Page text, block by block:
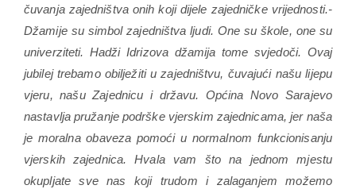
čuvanja zajedništva onih koji dijele zajedničke vrijednosti.-
Džamije su simbol zajedništva ljudi. One su škole, one su
univerziteti. Hadži Idrizova džamija tome svjedoči. Ovaj
jubilej trebamo obilježiti u zajedništvu, čuvajući našu lijepu
vjeru, našu Zajednicu i državu. Općina Novo Sarajevo
nastavlja pružanje podrške vjerskim zajednicama, jer naša
je moralna obaveza pomoći u normalnom funkcionisanju
vjerskih zajednica. Hvala vam što na jednom mjestu
okupljate sve nas koji trudom i zalaganjem možemo